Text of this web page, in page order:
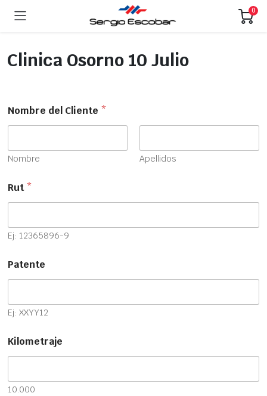
0
Clinica Osorno 10 Julio
Nombre del Cliente *
Nombre Apellidos
Rut*
Ej: 12365896-9
Patente
Ej: XXYY12
Kilometraje
10.000